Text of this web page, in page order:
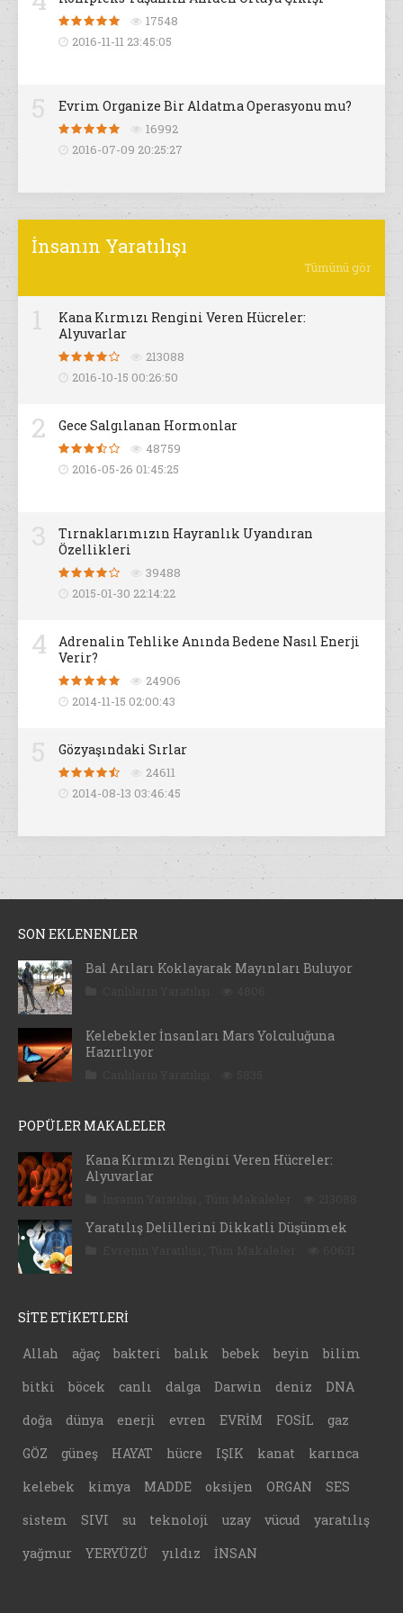
17548
2016-11-11 23:45:05
Evrim Organize Bir Aldatma Operasyonu mu?
16992
2016-07-09 20:25:27
İnsanın Yaratılışı
Tümünü gör
Kana Kırmızı Rengini Veren Hücreler:
Alyuvarlar
213088
2016-10-15 00:26:50
2 Gece Salgılanan Hormonlar
48759
2016-05-26 01:45:25
Tırnaklarımızın Hayranlık Uyandıran
Özellikleri
39488
2015-01-30 22:14:22
4
Adrenalin Tehlike Anında Bedene Nasıl Enerji
Verir?
24906
2014-11-15 02:00:43
Gözyaşındaki Sırlar
24611
2014-08-13 03:46:45
SON EKLENENLER
Bal Arıları Koklayarak Mayınları Buluyor
Kelebekler İnsanları Mars Yolculuğuna
Hazırlıyor
POPÜLER MAKALELER
Kana Kırmızı Rengini Veren Hücreler:
Alyuvarlar
Yaratılış Delillerini Dikkatli Düşünmek
SİTE ETİKETLERİ
Allah ağaç bakteri balık bebek beyin
bilim
bitki
böcek canlı dalga Darwin deniz
DNA
doğa
dünya enerji evren EVRİM FOSİL
gaz
GÖZ
güneş HAYAT hücre IŞIK kanat
karınca
kelebek
kimya MADDE oksijen ORGAN
SES
sistem
SIVI su teknoloji uzay vücud
yaratılış
yağmur
YERYÜZÜ yıldız İNSAN